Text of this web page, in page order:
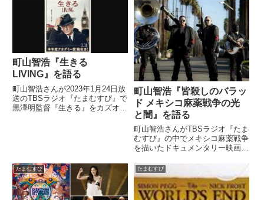
ね、『メッセージ』という映画
で。これ、アカデミー賞に引っか
か...
町山智浩『生きる
LIVING』を語る
町山智浩さんが2023年1月24日放
送のTBSラジオ『たまむすび』で
黒澤明監督『生きる』をカズオ・
町山智浩『皆殺しのバラッ
ド メキシコ麻薬戦争の光
と闇』を語る
町山智浩さんがTBSラジオ『たま
むすび』の中でメキシコ麻薬戦争
を描いたドキュメンタリー映画
薬戦争の光と闇』を紹介していま
した。 メキシコ麻薬戦争を映す
衝撃のドキュメンタリー「皆殺し
のバラッド」公開 #映画 #e...
たまむすび たまむすび